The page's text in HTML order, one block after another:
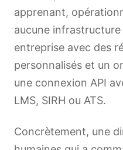
apprenant,
aucune
entreprise avec des
personnalisés et un
une connexion API
LMS, SIRH ou ATS.
Concrètement, une